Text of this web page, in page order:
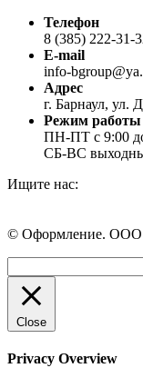
Телефон
8 (385) 222-31-
E-mail
info-
Адрес
г. Барнаул, ул.
Режим работы
ПН-ПТ с 9:00
СБ-ВС
Ищите нас:
Вконтакте
открывается
в
новом
окне
WhatsApp
открывается
в
новом
окне
Telegram
открывается
в
новом
окне
© Оформление. ООО
Close
Privacy Overview